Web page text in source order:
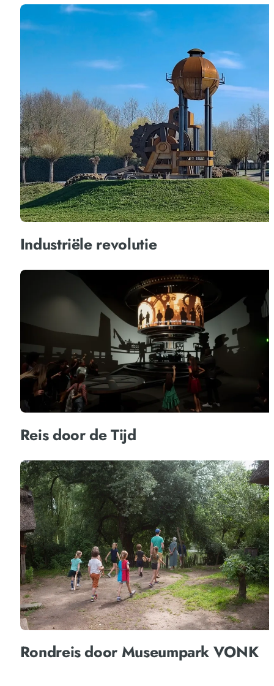
Industriële revolutie
Reis door de Tijd
Rondreis door Museumpark VONK